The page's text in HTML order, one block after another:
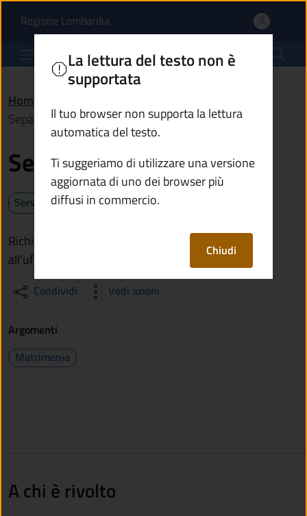
Separazione e divorzio
Regione Lombardia(apre in un'altra scheda).
Comune di Ono San Pietro
Home
Separazione e divorzio
Separazione e divorzio
Servizio attivo
Richiedi la separazione o il divorzio rivolgendoti
all'ufficio di stato civile del Comune
Condividi Vedi azioni
La lettura del testo non è
supportata
Il tuo browser non supporta la lettura
automatica del testo.
Ti suggeriamo di utilizzare una versione
aggiornata di uno dei browser più
diffusi in commercio.
Chiudi
Argomenti
Matrimonio
A chi è rivolto